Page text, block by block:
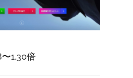
〜1.30倍